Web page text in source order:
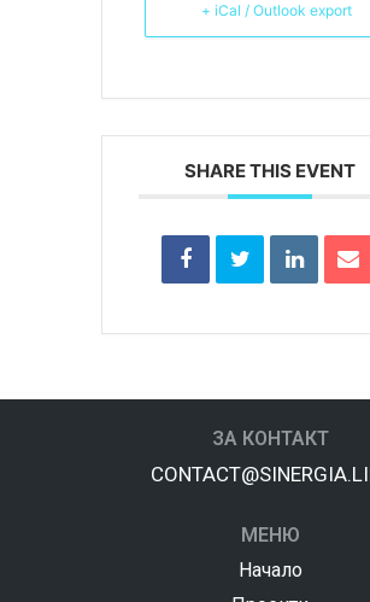
+ iCal / Outlook export
SHARE THIS EVENT
ЗА КОНТАКТ
МЕНЮ
Начало